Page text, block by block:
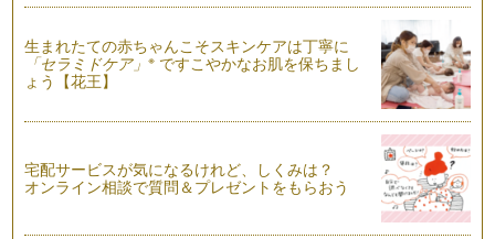
前回、「叱るとほめるのセット使い」についてお話ししまし
た。 お子さんが何かしてしま…
「叱る」と「ほめる」はセットで使ってみましょう！
圧倒的に「叱ること！」というお返事が返ってきそうですね
(笑)。 ほめるほうがいいと…
生まれたての赤ちゃんこそスキンケアは丁寧に
「セラミドケア」※ ですこやかなお肌を保ちまし
ょう【花王】
宅配サービスが気になるけれど、しくみは？
オンライン相談で質問＆プレゼントをもらおう